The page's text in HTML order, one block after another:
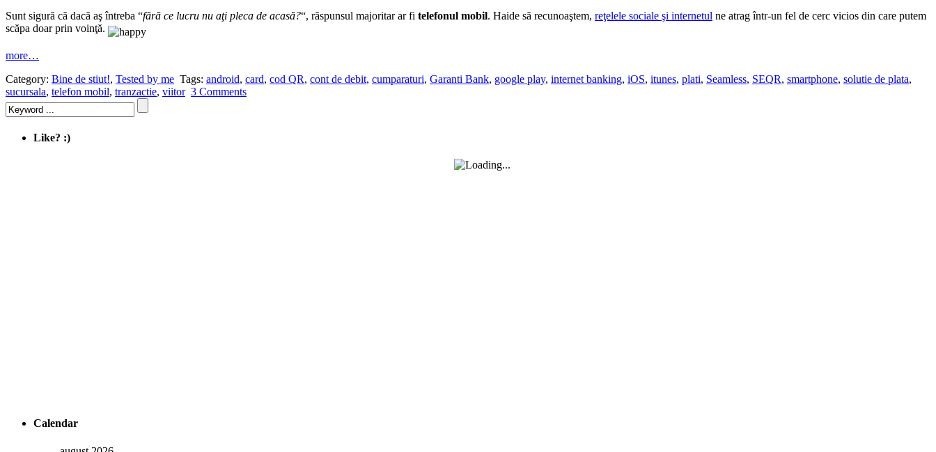
Sunt sigură că dacă aş întreba “fără ce lucru nu aţi pleca de acasă?“, răspunsul majoritar ar fi telefonul mobil. Haide să recunoaştem, reţelele sociale şi internetul ne atrag într-un fel de cerc vicios din care putem
scăpa doar prin voinţă.
more…
Category: Bine de stiut!, Tested by me Tags: android, card, cod QR, cont de debit, cumparaturi, Garanti Bank, google play, internet banking, iOS, itunes, plati, Seamless, SEQR, smartphone, solutie de plata,
sucursala, telefon mobil, tranzactie, viitor 3 Comments
Like? :)
Calendar